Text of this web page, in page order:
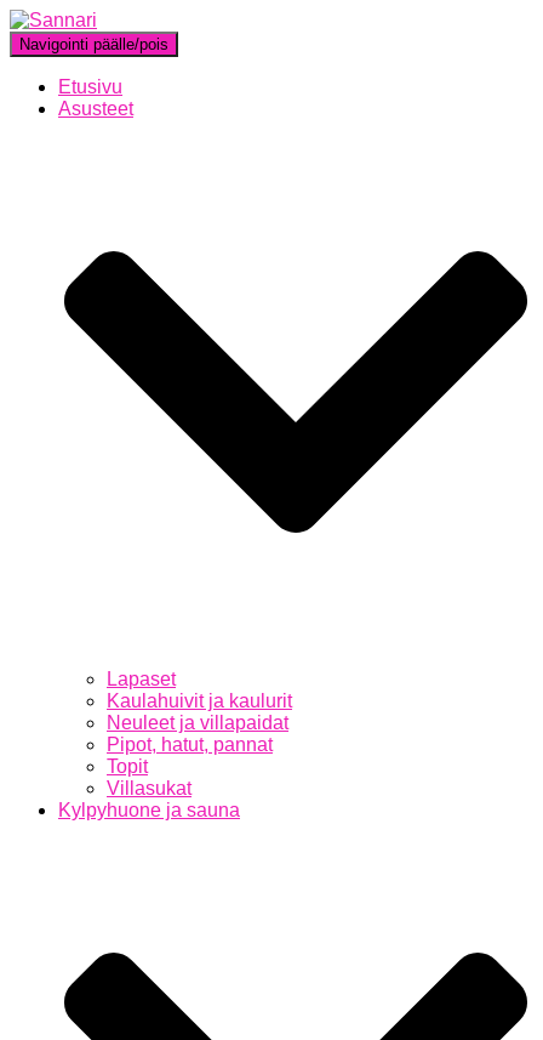
Navigointi päälle/pois
Etusivu
Asusteet
Lapaset
Kaulahuivit ja kaulurit
Neuleet ja villapaidat
Pipot, hatut, pannat
Topit
Villasukat
Kylpyhuone ja sauna